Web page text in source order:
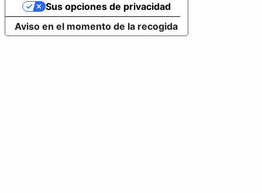
Aviso en el momento de la recogida
Sus opciones de privacidad